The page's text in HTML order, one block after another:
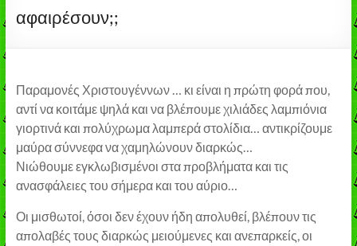
αφαιρέσουν;;
Παραμονές Χριστουγέννων … κι είναι η πρώτη φορά που,
αντί να κοιτάμε ψηλά και να βλέπουμε χιλιάδες λαμπιόνια
γιορτινά και πολύχρωμα λαμπερά στολίδια… αντικρίζουμε
μαύρα σύννεφα να χαμηλώνουν διαρκώς…
Νιώθουμε εγκλωβισμένοι στα προβλήματα και τις
ανασφάλειες του σήμερα και του αύριο…
Οι μισθωτοί, όσοι δεν έχουν ήδη απολυθεί, βλέπουν τις
απολαβές τους διαρκώς μειούμενες και ανεπαρκείς, οι